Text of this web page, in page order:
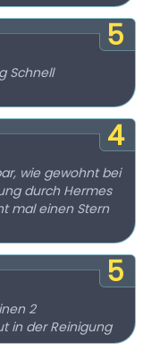
5
Schnell
4
wie gewohnt bei
durch Hermes
mal einen Stern
5
2
in der Reinigung